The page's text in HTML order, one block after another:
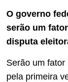
O governo
serão um
disputa
Serão um fator
pela primeira